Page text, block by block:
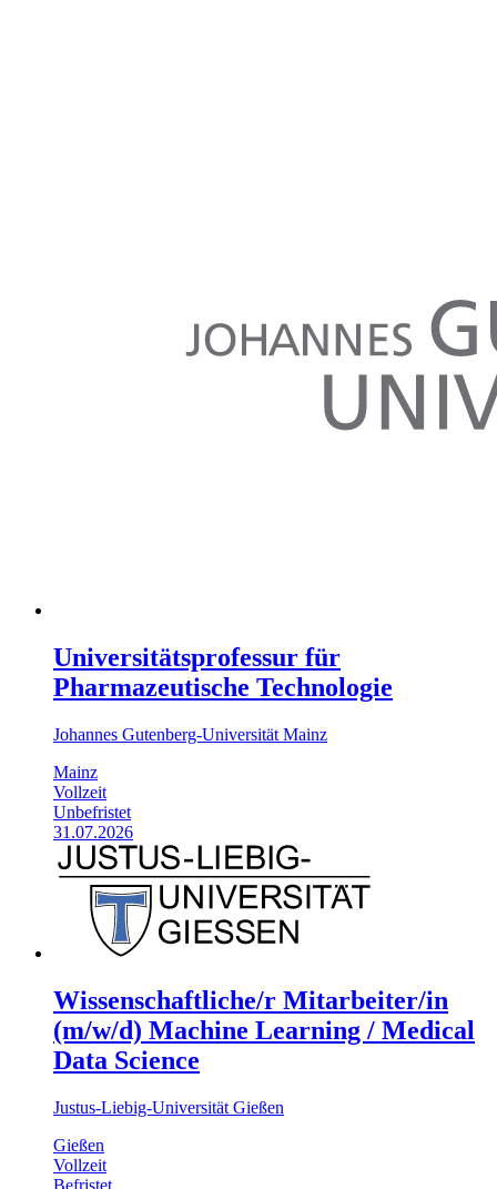
Universitätsprofessur für
Pharmazeutische Technologie
Johannes Gutenberg-Universität Mainz
Mainz
Vollzeit
Unbefristet
31.07.2026
Wissenschaftliche/r Mitarbeiter/in
(m/w/d) Machine Learning / Medical
Data Science
Justus-Liebig-Universität Gießen
Gießen
Vollzeit
Befristet